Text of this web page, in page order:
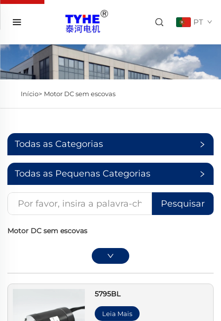
PT
Início> Motor DC sem escovas
Todas as Categorias
Todas as Pequenas Categorias
Pesquisar
Motor DC sem escovas
5795BL
Leia Mais